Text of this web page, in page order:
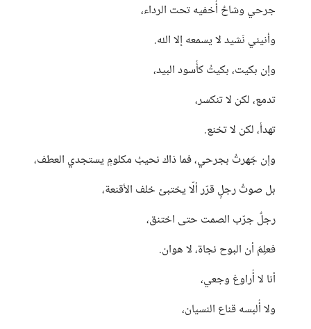
جرحي وشاحٌ أُخفيه تحت الرداء،
وأنيني نَشيد لا يسمعه إلا الله.
وإن بكيت، بكيتُ كأُسود البيد،
تدمع، لكن لا تنكسر،
تهدأ، لكن لا تخنع.
وإن جَهرتُ بجرحي، فما ذاك نحيبُ مكلومٍ يستجدي العطف،
بل صوتُ رجلٍ قرّر ألّا يختبئ خلف الأقنعة،
رجلٌ جرّب الصمت حتى اختنق،
فعلِمَ أن البوح نجاة، لا هوان.
أنا لا أُراوغ وجعي،
ولا أُلبسه قناع النسيان،